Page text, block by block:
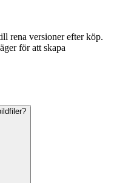
rena versioner efter köp.
för att skapa